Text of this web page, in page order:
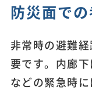
防災面で
非常時の避難
要です。内廊
などの緊急時